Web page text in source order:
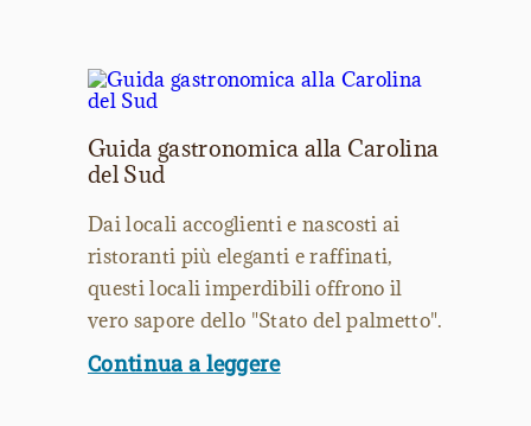
Guida gastronomica alla Carolina
del Sud
Dai locali accoglienti e nascosti ai
ristoranti più eleganti e raffinati,
questi locali imperdibili offrono il
vero sapore dello "Stato del palmetto".
Continua a leggere